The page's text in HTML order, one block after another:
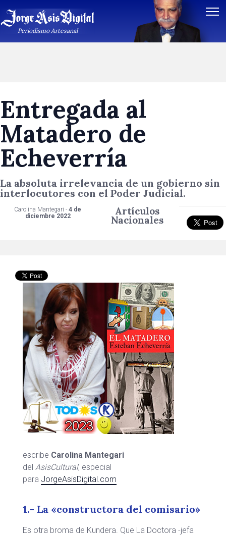
Periodismo Artesanal
Entregada al
Matadero de
Echeverría
La absoluta irrelevancia de un gobierno sin
interlocutores con el Poder Judicial.
Carolina Mantegari - 4 de
diciembre 2022
Artículos
Nacionales
escribe Carolina Mantegari
del AsisCultural, especial
para JorgeAsisDigital.com
1.- La «constructora del comisario»
Es otra broma de Kundera. Que La Doctora -jefa